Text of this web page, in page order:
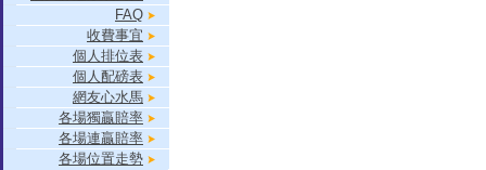
FAQ
收費事宜
個人排位表
個人配磅表
網友心水馬
各場獨贏賠率
各場連贏賠率
各場位置走勢